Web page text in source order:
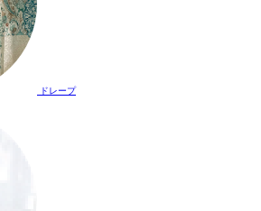
ドレープ